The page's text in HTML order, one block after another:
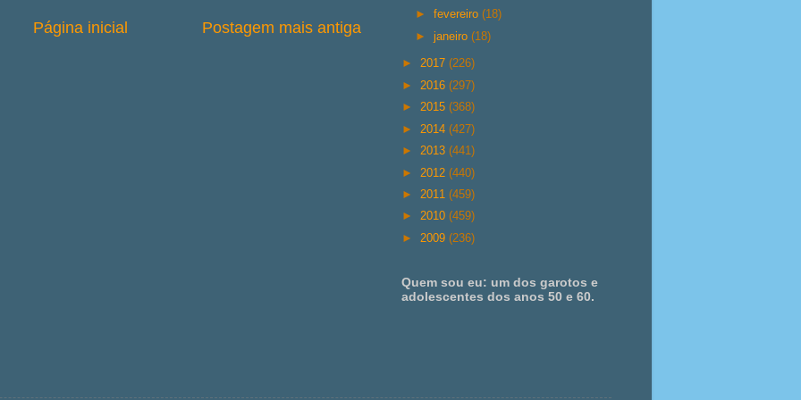
Postagem mais antiga
Página inicial
►fevereiro(18)
►janeiro(18)
► 2017 (226)
► 2016 (297)
► 2015 (368)
► 2014 (427)
► 2013 (441)
► 2012 (440)
► 2011 (459)
► 2010 (459)
► 2009 (236)
Quem sou eu: um dos garotos e
adolescentes dos anos 50 e 60.